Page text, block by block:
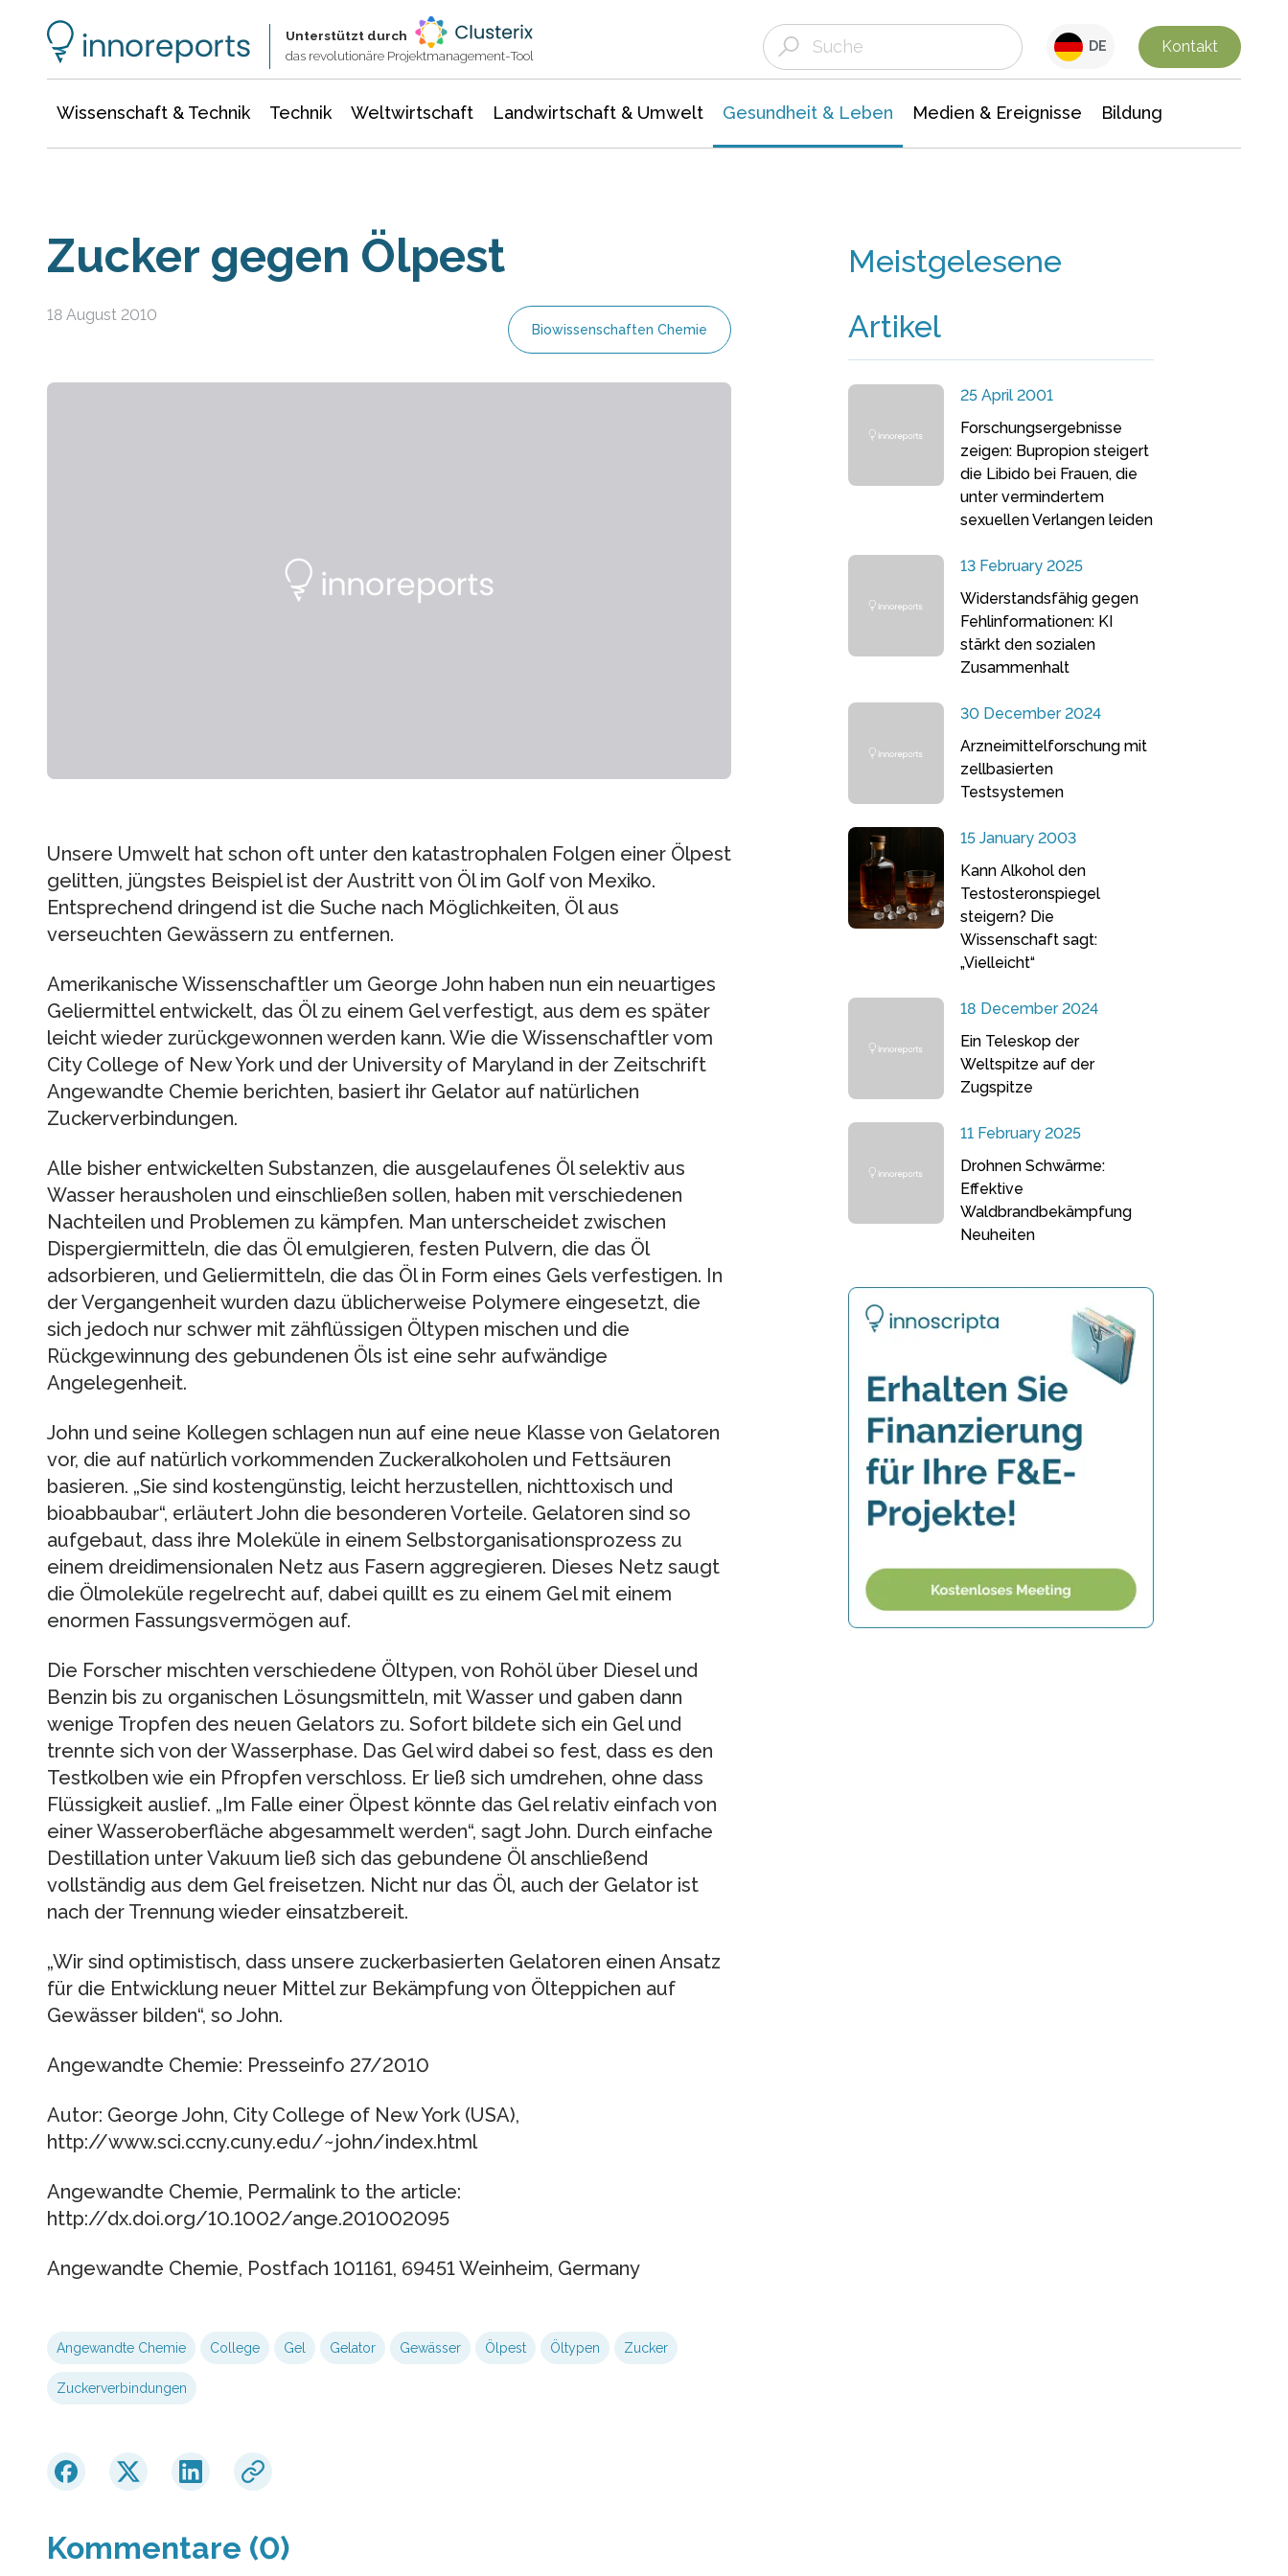
Unterstützt durch
das revolutionäre Projektmanagement-Tool
DE Kontakt
Wissenschaft & Technik Technik Weltwirtschaft Landwirtschaft & Umwelt Gesundheit & Leben Medien & Ereignisse Bildung
Zucker gegen Ölpest
18 August 2010
Biowissenschaften Chemie
Unsere Umwelt hat schon oft unter den katastrophalen Folgen einer Ölpest
gelitten, jüngstes Beispiel ist der Austritt von Öl im Golf von Mexiko.
Entsprechend dringend ist die Suche nach Möglichkeiten, Öl aus
verseuchten Gewässern zu entfernen.
Amerikanische Wissenschaftler um George John haben nun ein neuartiges
Geliermittel entwickelt, das Öl zu einem Gel verfestigt, aus dem es später
leicht wieder zurückgewonnen werden kann. Wie die Wissenschaftler vom
City College of New York und der University of Maryland in der Zeitschrift
Angewandte Chemie berichten, basiert ihr Gelator auf natürlichen
Zuckerverbindungen.
Alle bisher entwickelten Substanzen, die ausgelaufenes Öl selektiv aus
Wasser herausholen und einschließen sollen, haben mit verschiedenen
Nachteilen und Problemen zu kämpfen. Man unterscheidet zwischen
Dispergiermitteln, die das Öl emulgieren, festen Pulvern, die das Öl
adsorbieren, und Geliermitteln, die das Öl in Form eines Gels verfestigen. In
der Vergangenheit wurden dazu üblicherweise Polymere eingesetzt, die
sich jedoch nur schwer mit zähflüssigen Öltypen mischen und die
Rückgewinnung des gebundenen Öls ist eine sehr aufwändige
Angelegenheit.
John und seine Kollegen schlagen nun auf eine neue Klasse von Gelatoren
vor, die auf natürlich vorkommenden Zuckeralkoholen und Fettsäuren
basieren. „Sie sind kostengünstig, leicht herzustellen, nichttoxisch und
bioabbaubar“, erläutert John die besonderen Vorteile. Gelatoren sind so
aufgebaut, dass ihre Moleküle in einem Selbstorganisationsprozess zu
einem dreidimensionalen Netz aus Fasern aggregieren. Dieses Netz saugt
die Ölmoleküle regelrecht auf, dabei quillt es zu einem Gel mit einem
enormen Fassungsvermögen auf.
Die Forscher mischten verschiedene Öltypen, von Rohöl über Diesel und
Benzin bis zu organischen Lösungsmitteln, mit Wasser und gaben dann
wenige Tropfen des neuen Gelators zu. Sofort bildete sich ein Gel und
trennte sich von der Wasserphase. Das Gel wird dabei so fest, dass es den
Testkolben wie ein Pfropfen verschloss. Er ließ sich umdrehen, ohne dass
Flüssigkeit auslief. „Im Falle einer Ölpest könnte das Gel relativ einfach von
einer Wasseroberfläche abgesammelt werden“, sagt John. Durch einfache
Destillation unter Vakuum ließ sich das gebundene Öl anschließend
vollständig aus dem Gel freisetzen. Nicht nur das Öl, auch der Gelator ist
nach der Trennung wieder einsatzbereit.
„Wir sind optimistisch, dass unsere zuckerbasierten Gelatoren einen Ansatz
für die Entwicklung neuer Mittel zur Bekämpfung von Ölteppichen auf
Gewässer bilden“, so John.
Angewandte Chemie: Presseinfo 27/2010
Autor: George John, City College of New York (USA),
http://www.sci.ccny.cuny.edu/~john/index.html
Angewandte Chemie, Permalink to the article:
http://dx.doi.org/10.1002/ange.201002095
Angewandte Chemie, Postfach 101161, 69451 Weinheim, Germany
Angewandte Chemie College Gel Gelator Gewässer Ölpest Öltypen Zucker
Zuckerverbindungen
Kommentare (0)
Meistgelesene
Artikel
25 April 2001
Forschungsergebnisse
zeigen: Bupropion steigert
die Libido bei Frauen, die
unter vermindertem
sexuellen Verlangen leiden
13 February 2025
Widerstandsfähig gegen
Fehlinformationen: KI
stärkt den sozialen
Zusammenhalt
30 December 2024
Arzneimittelforschung mit
zellbasierten
Testsystemen
15 January 2003
Kann Alkohol den
Testosteronspiegel
steigern? Die
Wissenschaft sagt:
„Vielleicht“
18 December 2024
Ein Teleskop der
Weltspitze auf der
Zugspitze
11 February 2025
Drohnen Schwärme:
Effektive
Waldbrandbekämpfung
Neuheiten